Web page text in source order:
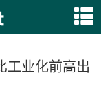
工业化前高出